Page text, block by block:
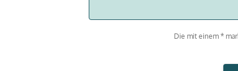
Die mit einem *